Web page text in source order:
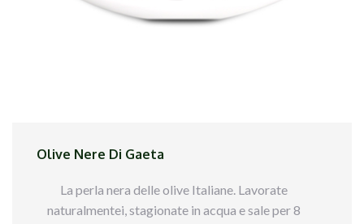
Olive Nere Di Gaeta
La perla nera delle olive Italiane. Lavorate
naturalmentei, stagionate in acqua e sale per 8